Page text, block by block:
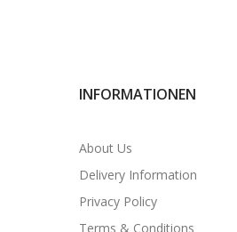
INFORMATIONEN
About Us
Delivery Information
Privacy Policy
Terms & Conditions